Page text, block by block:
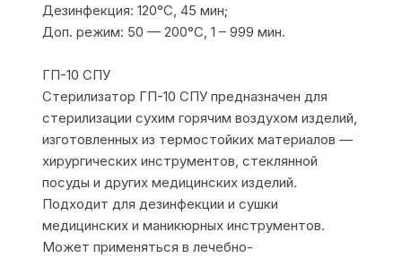
Дезинфекция: 120°С, 45 мин;
Доп. режим: 50 — 200°С, 1 – 999 мин.
ГП-10 СПУ
Стерилизатор ГП-10 СПУ предназначен для
стерилизации сухим горячим воздухом изделий,
изготовленных из термостойких материалов —
хирургических инструментов, стеклянной
посуды и других медицинских изделий.
Подходит для дезинфекции и сушки
медицинских и маникюрных инструментов.
Может применяться в лечебно-